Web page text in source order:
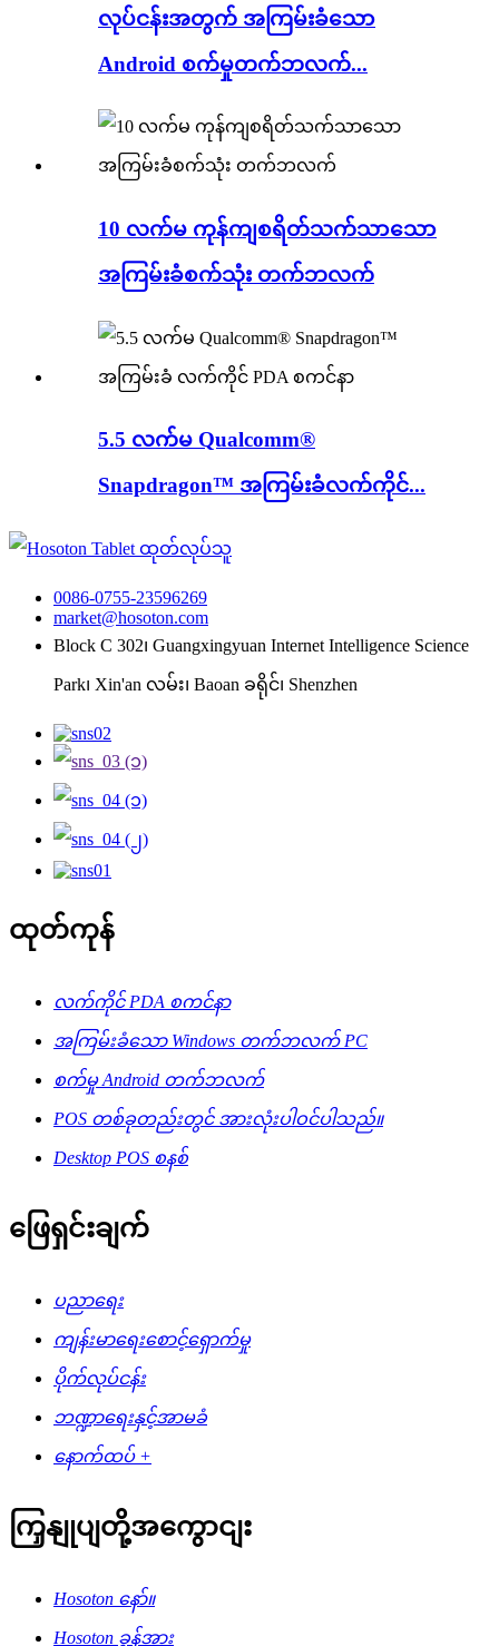
လုပ်ငန်းအတွက် အကြမ်းခံသော
Android စက်မှုတက်ဘလက်...
10 လက်မ ကုန်ကျစရိတ်သက်သာသော
အကြမ်းခံစက်သုံး တက်ဘလက်
5.5 လက်မ Qualcomm®
Snapdragon™ အကြမ်းခံလက်ကိုင်...
0086-0755-23596269
market@hosoton.com
Block C 302၊ Guangxingyuan Internet Intelligence Science
Park၊ Xin'an လမ်း၊ Baoan ခရိုင်၊ Shenzhen
ထုတ်ကုန်
လက်ကိုင် PDA စကင်နာ
အကြမ်းခံသော Windows တက်ဘလက် PC
စက်မှု Android တက်ဘလက်
POS တစ်ခုတည်းတွင် အားလုံးပါဝင်ပါသည်။
Desktop POS စနစ်
ဖြေရှင်းချက်
ပညာရေး
ကျန်းမာရေးစောင့်ရှောက်မှု
ပိုက်လုပ်ငန်း
ဘဏ္ဍာရေးနှင့်အာမခံ
နောက်ထပ် +
ကြှနျုပျတို့အကွောငျး
Hosoton နော်။
Hosoton ခွန်အား